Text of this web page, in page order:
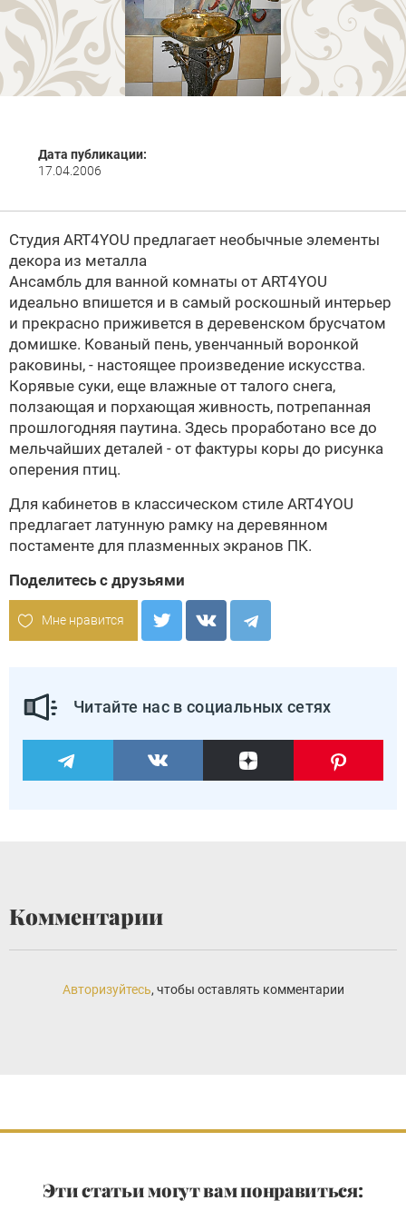
Дата публикации:
17.04.2006
Студия ART4YOU предлагает необычные элементы
декора из металла
Ансамбль для ванной комнаты от ART4YOU
идеально впишется и в самый роскошный интерьер
и прекрасно приживется в деревенском брусчатом
домишке. Кованый пень, увенчанный воронкой
раковины, - настоящее произведение искусства.
Корявые суки, еще влажные от талого снега,
ползающая и порхающая живность, потрепанная
прошлогодняя паутина. Здесь проработано все до
мельчайших деталей - от фактуры коры до рисунка
оперения птиц.
Для кабинетов в классическом стиле ART4YOU
предлагает латунную рамку на деревянном
постаменте для плазменных экранов ПК.
Поделитесь с друзьями
Мне нравится
Читайте нас в социальных сетях
Комментарии
Авторизуйтесь, чтобы оставлять комментарии
Эти статьи могут вам понравиться: